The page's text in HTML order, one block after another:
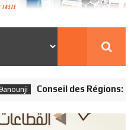
des Régions: Une